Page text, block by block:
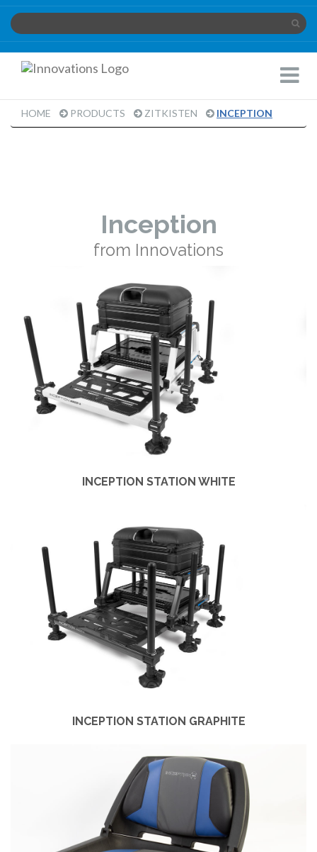
Toggle
Innovations
Limited
HOME PRODUCTS ZITKISTEN INCEPTION
Inception
from Innovations
INCEPTION STATION WHITE
INCEPTION STATION GRAPHITE